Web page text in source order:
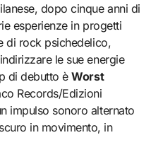
dopo cinque anni di
esperienze in progetti
di rock psichedelico,
le sue energie
di debutto èWorst
Records/Edizioni
impulso sonoro alternato
in movimento, in